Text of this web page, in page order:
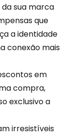
sua marca
que
a identidade
conexão mais
em
compra,
exclusivo a
irresistíveis